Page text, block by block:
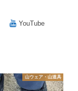
YouTube
山ウェア・山道具